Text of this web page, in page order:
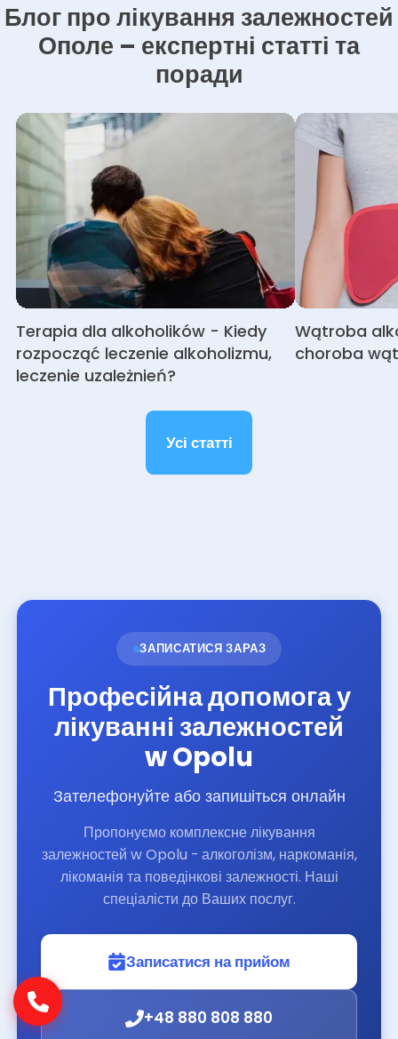
Блог про лікування залежностей
Ополе – експертні статті та
поради
Terapia dla alkoholików - Kiedy
rozpocząć leczenie alkoholizmu,
leczenie uzależnień?
Wątroba
choroba
Усі статті
ЗАПИСАТИСЯ ЗАРАЗ
Професійна допомога у
лікуванні залежностей
w Opolu
Зателефонуйте або запишіться онлайн
Пропонуємо комплексне лікування
залежностей w Opolu - алкоголізм, наркоманія,
лікоманія та поведінкові залежності. Наші
спеціалісти до Ваших послуг.
Записатися на прийом
+48 880 808 880